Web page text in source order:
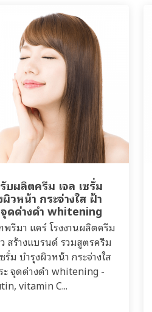
บผลิตครีม เจล เซรั่ม
ผิวหน้า กระจ่างใส ฝ้า
ดด่างดำ whitening
รีมา แคร์ โรงงานผลิตครีม
สร้างแบรนด์ รวมสูตรครีม
รั่ม บำรุงผิวหน้า กระจ่างใส
ะ จุดด่างดำ whitening -
vitamin C...